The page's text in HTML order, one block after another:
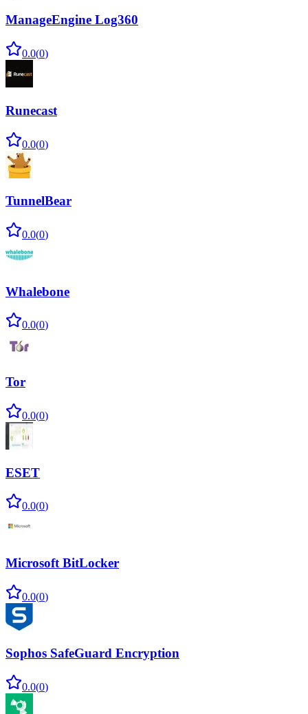
ManageEngine Log360
0.0(0)
Runecast
0.0(0)
TunnelBear
0.0(0)
Whalebone
0.0(0)
Tor
0.0(0)
ESET
0.0(0)
Microsoft BitLocker
0.0(0)
Sophos SafeGuard Encryption
0.0(0)